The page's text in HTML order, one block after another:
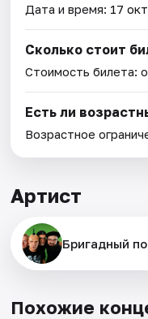
Дата и время: 17
Сколько стоит
Стоимость билета:
Есть ли
Возрастное
Артист
Бригадный
Похожие